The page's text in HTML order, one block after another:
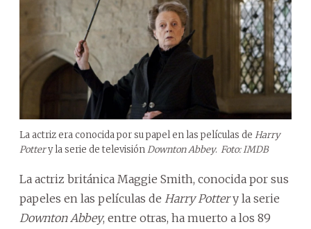
La actriz era conocida por su papel en las películas de Harry
Pottery la serie de televisiónDownton Abbey. Foto: IMDB
La actriz británica Maggie Smith, conocida por sus
papeles en las películas de Harry Pottery la serie
Downton Abbey, entre otras, ha muerto a los 89